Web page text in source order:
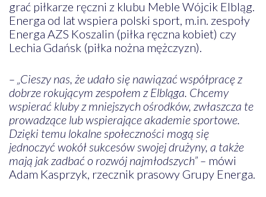
grać piłkarze ręczni z klubu Meble Wójcik Elbląg.
Energa od lat wspiera polski sport, m.in. zespoły
Energa AZS Koszalin (piłka ręczna kobiet) czy
Lechia Gdańsk (piłka nożna mężczyzn).
– „Cieszy nas, że udało się nawiązać współpracę z
dobrze rokującym zespołem z Elbląga. Chcemy
wspierać kluby z mniejszych ośrodków, zwłaszcza te
prowadzące lub wspierające akademie sportowe.
Dzięki temu lokalne społeczności mogą się
jednoczyć wokół sukcesów swojej drużyny, a także
mają jak zadbać o rozwój najmłodszych” – mówi
Adam Kasprzyk, rzecznik prasowy Grupy Energa.